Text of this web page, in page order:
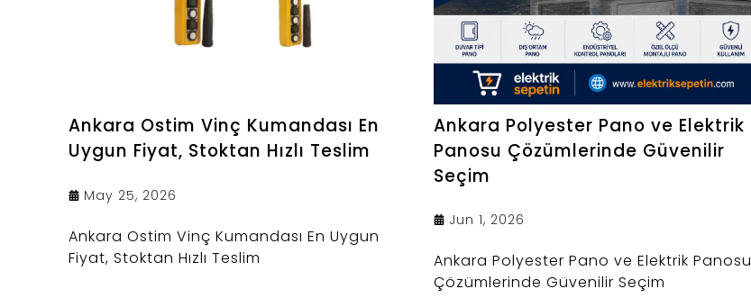
Ankara Ostim Vinç Kumandası En
Uygun Fiyat, Stoktan Hızlı Teslim
May 25, 2026
Ankara Ostim Vinç Kumandası En Uygun
Fiyat, Stoktan Hızlı Teslim
Ankara Polyester Pano ve Elektrik
Panosu Çözümlerinde Güvenilir
Seçim
Jun 1, 2026
Ankara Polyester Pano ve Elektrik Panosu
Çözümlerinde Güvenilir Seçim